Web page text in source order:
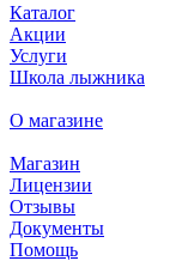
Каталог
Акции
Услуги
Школа лыжника
О магазине
Магазин
Лицензии
Отзывы
Документы
Помощь